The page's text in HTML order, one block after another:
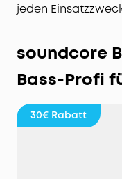
jeden
soundcore
Bass-Profi
30€ Rabatt